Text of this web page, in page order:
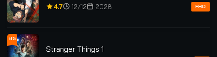
4.7 12/12 2026 FHD
#5
Stranger Things 1